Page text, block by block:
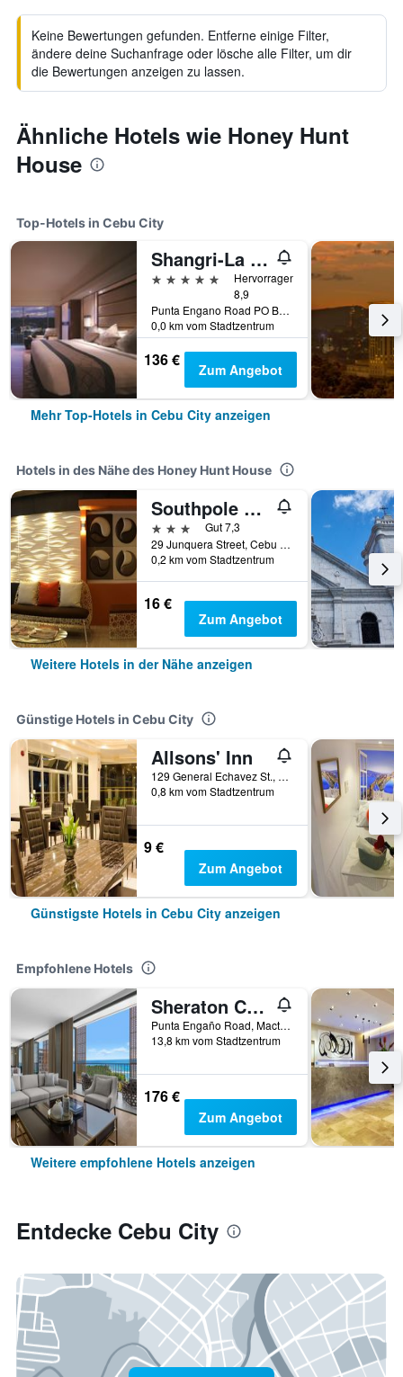
Keine Bewertungen gefunden. Entferne einige Filter,
ändere deine Suchanfrage oder lösche alle Filter, um dir
die Bewertungen anzeigen zu lassen.
Ähnliche Hotels wie Honey Hunt
House
Top-Hotels in Cebu City
Shangri-La Mactan, Cebu
5 Sterne
Hervorragend
8,9
Punta Engano Road PO Box 86 Lapu-Lapu City, Cebu City, Philippinen
0,0 km vom Stadtzentrum
136 € Zum Angebot
Mehr Top-Hotels in Cebu City anzeigen
Hotels in des Nähe des Honey Hunt House
Southpole Central Hotel
3 Sterne
Gut 7,3
29 Junquera Street, Cebu City, Philippinen
0,2 km vom Stadtzentrum
16 €
Zum Angebot
Weitere Hotels in der Nähe anzeigen
Günstige Hotels in Cebu City
Allsons' Inn
129 General Echavez St., Cebu City, Philippinen
0,8 km vom Stadtzentrum
9 €
Zum Angebot
Günstigste Hotels in Cebu City anzeigen
Empfohlene Hotels
Sheraton Cebu Mactan Resort
Punta Engaño Road, Mactan Island Lapu-Lapu City, Cebu City, Philippinen
13,8 km vom Stadtzentrum
176 €
Zum Angebot
Weitere empfohlene Hotels anzeigen
Entdecke Cebu City